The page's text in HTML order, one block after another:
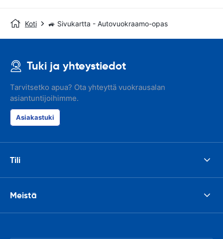
Koti 🚙 Sivukartta - Autovuokraamo-opas
Tuki ja yhteystiedot
Tarvitsetko apua? Ota yhteyttä vuokrausalan
asiantuntijoihimme.
Asiakastuki
Tili
Meistä